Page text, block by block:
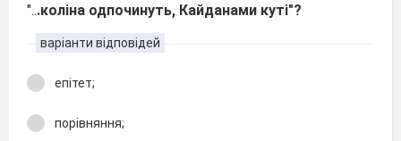
"...коліна одпочинуть, Кайданами куті"?
варіанти відповідей
епітет;
порівняння;